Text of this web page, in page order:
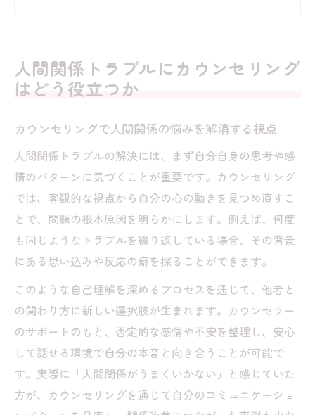
効果
人間関係がうまくいかない時のカウンセリ
無料カウンセリングを使った関係改善の第
一歩
自分らしい関係を築くカウンセリング活用術
カウンセリングで自分らしい人間関係を築
く方法
友達をカウンセラー代わりにしない相談の
カウンセリングで見直す人間関係の境界線
の作り方
人間関係トラブル多い人に役立つカウンセ
リング実践例
自己理解を深めるカウンセリングのポイン
ト
人間関係トラブルにカウンセリング
はどう役立つか
カウンセリングで人間関係の悩みを解消する視点
人間関係トラブルの解決には、まず自分自身の思考や感
情のパターンに気づくことが重要です。カウンセリング
では、客観的な視点から自分の心の動きを見つめ直すこ
とで、問題の根本原因を明らかにします。例えば、何度
も同じようなトラブルを繰り返している場合、その背景
にある思い込みや反応の癖を探ることができます。
このような自己理解を深めるプロセスを通じて、他者と
の関わり方に新しい選択肢が生まれます。カウンセラー
のサポートのもと、否定的な感情や不安を整理し、安心
して話せる環境で自分の本音と向き合うことが可能で
す。実際に「人間関係がうまくいかない」と感じていた
方が、カウンセリングを通じて自分のコミュニケーショ